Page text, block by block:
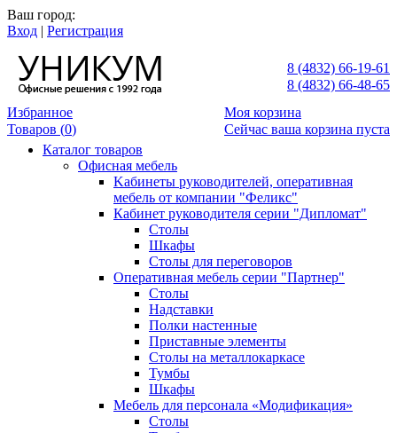
Ваш город:
Вход | Регистрация
8 (4832) 66-19-61
8 (4832) 66-48-65
Избранное
Товаров (0)
Моя корзина
Сейчас ваша корзина пуста
Каталог товаров
Офисная мебель
Kабинеты руководителей, оперативная
мебель от компании "Феликс"
Кабинет руководителя серии "Дипломат"
Столы
Шкафы
Столы для переговоров
Оперативная мебель серии "Партнер"
Столы
Надставки
Полки настенные
Приставные элементы
Столы на металлокаркасе
Тумбы
Шкафы
Мебель для персонала «Модификация»
Столы